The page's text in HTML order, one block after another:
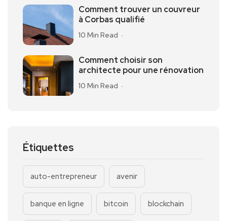
Comment trouver un couvreur
à Corbas qualifié
10 Min Read
Comment choisir son
architecte pour une rénovation
10 Min Read
Étiquettes
auto-entrepreneur avenir
banque en ligne bitcoin blockchain